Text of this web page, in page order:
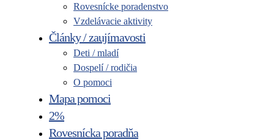
Rovesnícke poradenstvo
Vzdelávacie aktivity
Články / zaujímavosti
Deti / mladí
Dospelí / rodičia
O pomoci
Mapa pomoci
2%
Rovesnícka poradňa